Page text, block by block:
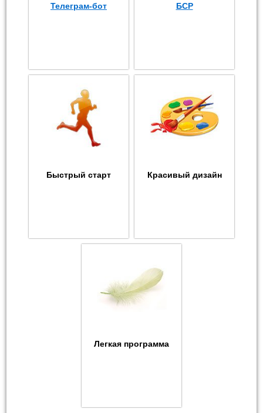
Телеграм-бот БСР
Быстрый старт Красивый дизайн
Легкая программа